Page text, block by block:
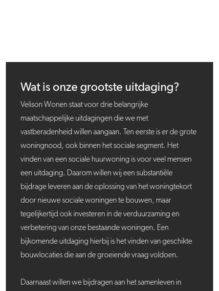
Wat is onze grootste uitdaging?
Velison Wonen staat voor drie belangrijke
maatschappelijke uitdagingen die we met
vastberadenheid willen aangaan. Ten eerste is er de grote
woningnood, ook binnen het sociale segment. Het
vinden van een sociale huurwoning is voor veel mensen
een uitdaging. Daarom willen wij een substantiële
bijdrage leveren aan de oplossing van het woningtekort
door nieuwe sociale woningen te bouwen, maar
tegelijkertijd ook investeren in de verduurzaming en
verbetering van onze bestaande woningen. Een
bijkomende uitdaging hierbij is het vinden van geschikte
bouwlocaties die aan de groeiende vraag voldoen.
Daarnaast willen we bijdragen aan het samenleven in